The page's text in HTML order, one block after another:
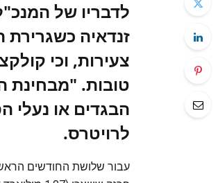
לדבריו של
זנדאיה
צעירות, וכי
טובות. "מבחינת
הבגדים או נעלי
לרויטרס.